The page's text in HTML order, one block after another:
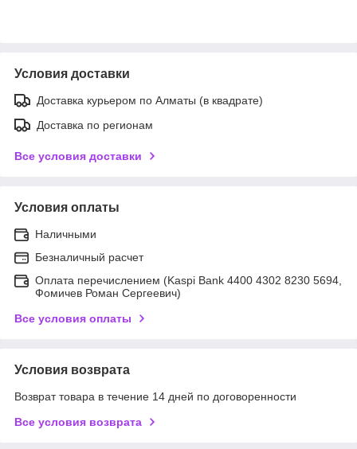
Условия доставки
Доставка курьером по Алматы (в квадрате)
Доставка по регионам
Все условия доставки
Условия оплаты
Наличными
Безналичный расчет
Оплата перечислением (Kaspi Bank 4400 4302 8230 5694,
Фомичев Роман Сергеевич)
Все условия оплаты
Условия возврата
Возврат товара в течение 14 дней по договоренности
Все условия возврата